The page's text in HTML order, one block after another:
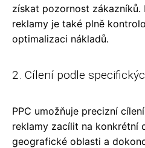
získat pozornost zákazníků.
reklamy je také plně
optimalizaci nákladů.
2. Cílení podle
PPC umožňuje precizní
reklamy zacílit na konkrétní
geografické oblasti a